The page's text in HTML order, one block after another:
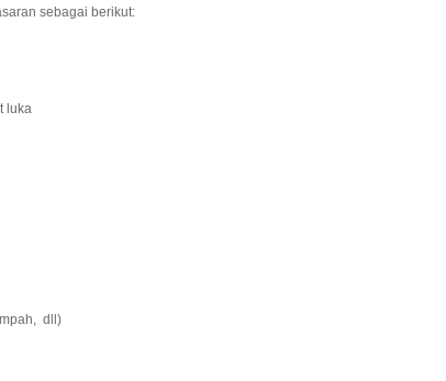
sebagai berikut:
luka
dll)